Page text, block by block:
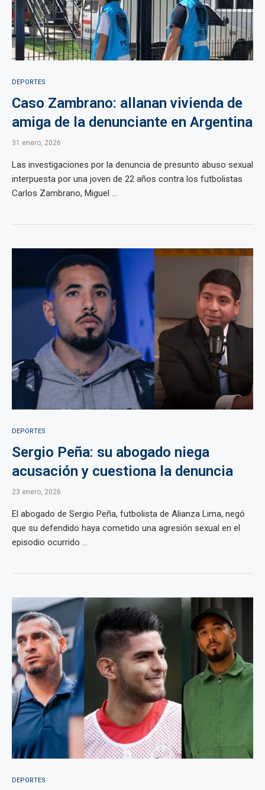
DEPORTES
Caso Zambrano: allanan vivienda de
amiga de la denunciante en Argentina
31 enero, 2026
Las investigaciones por la denuncia de presunto abuso sexual
interpuesta por una joven de 22 años contra los futbolistas
Carlos Zambrano, Miguel ...
DEPORTES
Sergio Peña: su abogado niega
acusación y cuestiona la denuncia
23 enero, 2026
El abogado de Sergio Peña, futbolista de Alianza Lima, negó
que su defendido haya cometido una agresión sexual en el
episodio ocurrido ...
DEPORTES